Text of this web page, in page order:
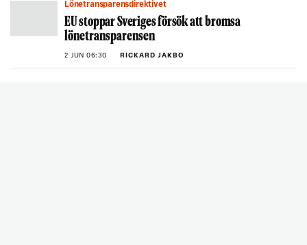
Lönetransparensdirektivet
EU stoppar Sveriges försök att bromsa
lönetransparensen
2 JUN 06:30 RICKARD JAKBO